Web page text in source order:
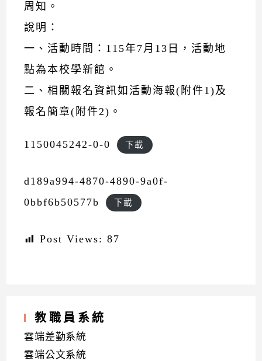
周知。
說明：
一、活動時間：115年7月13日，活動地
點為本校學新館。
二、相關報名資訊如活動海報(附件1)及
報名簡章(附件2)。
1150045242-0-0 下載
d189a994-4870-4890-9a0f-
0bbf6b50577b
下載
Post Views: 87
教職員系統
雲端差勤系統
雲端公文系統